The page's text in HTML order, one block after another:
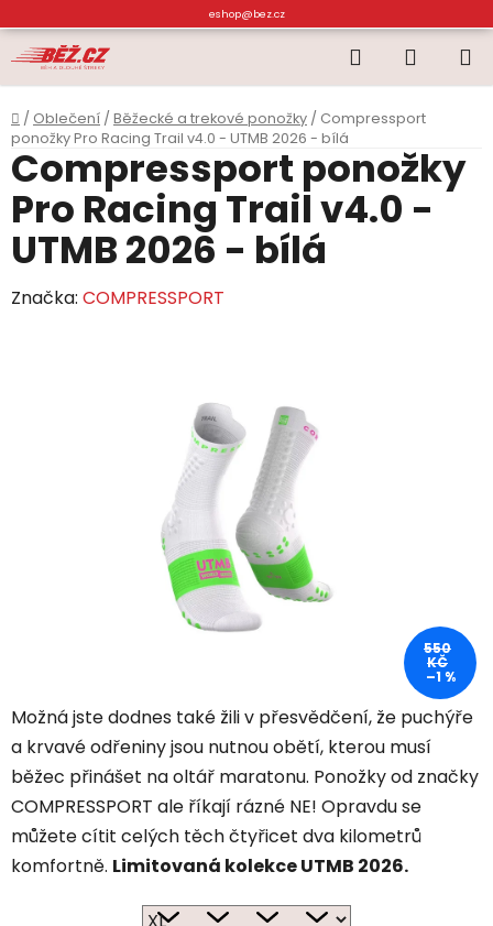
na
obsah
eshop@bez.cz
Hledat
KOŠÍK
Domů
/ Oblečení / Běžecké a trekové ponožky / Compressport
ponožky Pro Racing Trail v4.0 - UTMB 2026 - bílá
Možná jste dodnes také žili v přesvědčení, že puchýře
a krvavé odřeniny jsou nutnou obětí, kterou musí
běžec přinášet na oltář maratonu. Ponožky od značky
COMPRESSPORT ale říkají rázné NE! Opravdu se
můžete cítit celých těch čtyřicet dva kilometrů
komfortně. Limitovaná kolekce UTMB 2026.
Compressport ponožky
Pro Racing Trail v4.0 -
UTMB 2026 - bílá
Značka: COMPRESSPORT
550
KČ
–1 %